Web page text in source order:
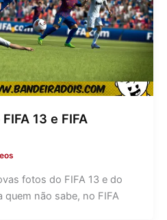
13 e FIFA
fotos do FIFA 13 e do
quem não sabe, no FIFA